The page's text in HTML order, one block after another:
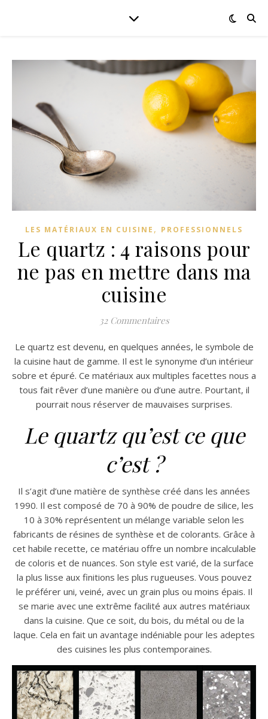
LES MATÉRIAUX EN CUISINE , PROFESSIONNELS
Le quartz : 4 raisons pour
ne pas en mettre dans ma
cuisine
32 Commentaires
Le quartz est devenu, en quelques années, le symbole de
la cuisine haut de gamme. Il est le synonyme d’un intérieur
sobre et épuré. Ce matériaux aux multiples facettes nous a
tous fait rêver d’une manière ou d’une autre. Pourtant, il
pourrait nous réserver de mauvaises surprises.
Le quartz qu’est ce que
c’est ?
Il s’agit d’une matière de synthèse créé dans les années
1990. Il est composé de 70 à 90% de poudre de silice, les
10 à 30% représentent un mélange variable selon les
fabricants de résines de synthèse et de colorants. Grâce à
cet habile recette, ce matériau offre un nombre incalculable
de coloris et de nuances. Son style est varié, de la surface
la plus lisse aux finitions les plus rugueuses. Vous pouvez
le préférer uni, veiné, avec un grain plus ou moins épais. Il
se marie avec une extrême facilité aux autres matériaux
dans la cuisine. Que ce soit, du bois, du métal ou de la
laque. Cela en fait un avantage indéniable pour les adeptes
des cuisines les plus contemporaines.